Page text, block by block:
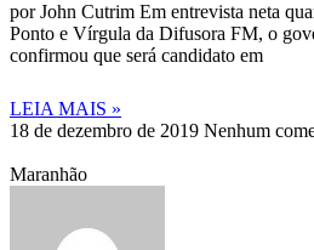
por John Cutrim Em entrevista neta
Ponto e Vírgula da Difusora FM, o
confirmou que será candidato em
LEIA MAIS »
18 de dezembro de 2019 Nenhum
Maranhão